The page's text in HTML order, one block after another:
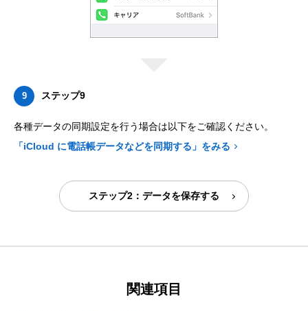
9 ステップ9
各種データの同期設定を行う場合は以下をご確認ください。
「iCloud に電話帳データなどを同期する」をみる
ステップ2：データを保存する
関連項目